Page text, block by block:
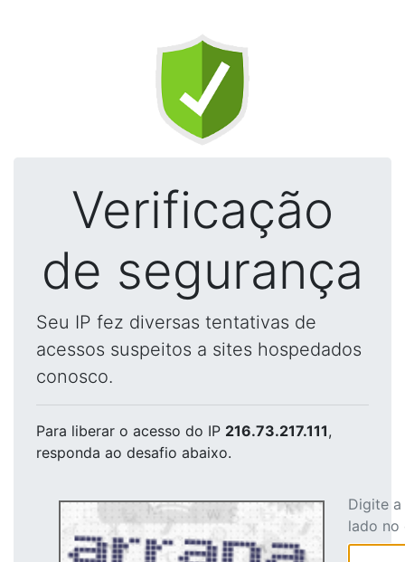
Verificação
de segurança
Seu IP fez diversas tentativas de
acessos suspeitos a sites hospedados
conosco.
Para liberar o acesso do IP 216.73.217.111,
responda ao desafio abaixo.
Digite
lado no